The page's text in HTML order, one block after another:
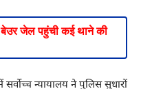
जेल पहुंची कई थाने की
न्यायालय ने पुलिस सुधारों